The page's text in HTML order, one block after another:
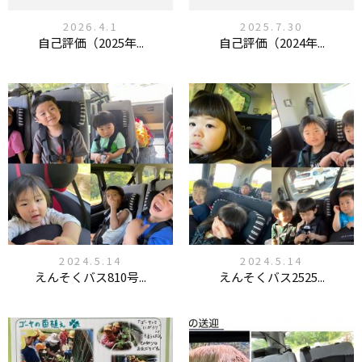
2026.4.1
自己評価（2025年...
2025.7.30
自己評価（2024年...
2024.5.14
えんそくバス810号...
2024.5.14
えんそくバス2525...